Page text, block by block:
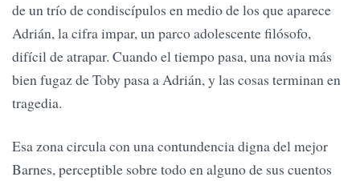
de un trío de condiscípulos en medio de los que aparece
Adrián, la cifra impar, un parco adolescente filósofo,
difícil de atrapar. Cuando el tiempo pasa, una novia más
bien fugaz de Toby pasa a Adrián, y las cosas terminan en
tragedia.
Esa zona circula con una contundencia digna del mejor
Barnes, perceptible sobre todo en alguno de sus cuentos